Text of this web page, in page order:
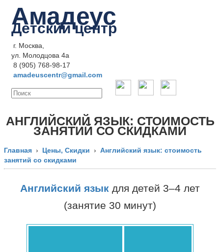
Амадеус
Детский центр
г. Москва,
ул. Молодцова 4a
8 (905) 768-98-17
amadeuscentr@gmail.com
АНГЛИЙСКИЙ ЯЗЫК: СТОИМОСТЬ
ЗАНЯТИЙ СО СКИДКАМИ
Главная › Цены, Скидки › Английский язык: стоимость
занятий со скидками
Английский язык для детей 3–4 лет
(занятие 30 минут)